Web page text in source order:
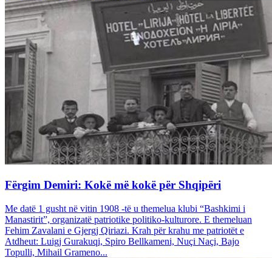
Fërgim Demiri: Kokë më kokë për Shqipëri
Me datë 1 gusht në vitin 1908 -të u themelua klubi “Bashkimi i
Manastirit”, organizatë patriotike politiko-kulturore. E themeluan
Fehim Zavalani e Gjergj Qiriazi. Krah për krahu me patriotët e
Atdheut: Luigj Gurakuqi, Spiro Bellkameni, Nuçi Naçi, Bajo
Topulli, Mihail Grameno...